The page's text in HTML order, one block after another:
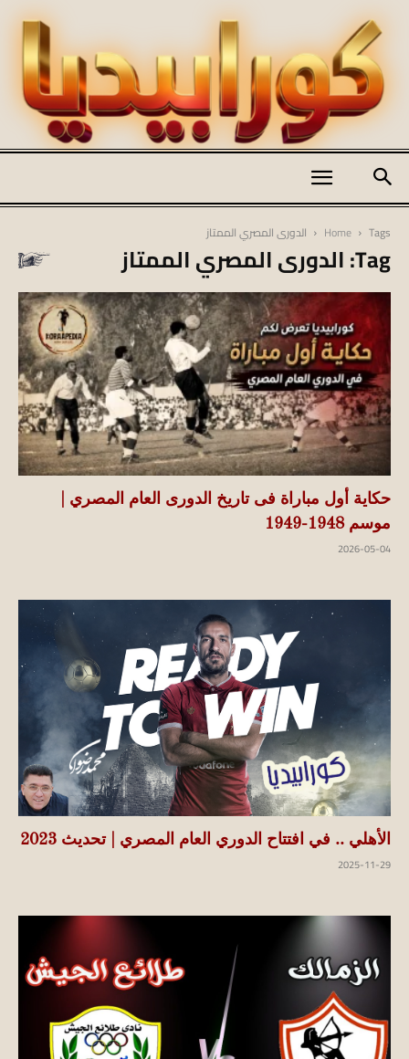
|
koraapedia
Home Tags الدورى المصري الممتاز
Tag: الدورى المصري الممتاز
حكاية أول مباراة فى تاريخ الدورى العام المصري |
موسم 1948-1949
2026-05-04
الأهلي .. في افتتاح الدوري العام المصري | تحديث 2023
2025-11-29